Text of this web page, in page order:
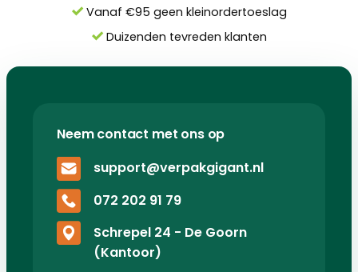
Vanaf €95 geen kleinordertoeslag
Duizenden tevreden klanten
Neem contact met ons op
support@verpakgigant.nl
072 202 91 79
Schrepel 24 - De Goorn
(Kantoor)